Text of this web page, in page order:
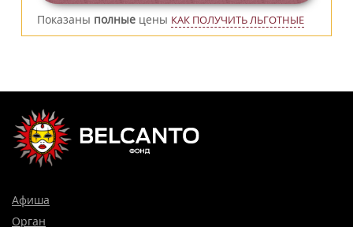
Показаны полные цены КАК ПОЛУЧИТЬ ЛЬГОТНЫЕ
Афиша
Орган